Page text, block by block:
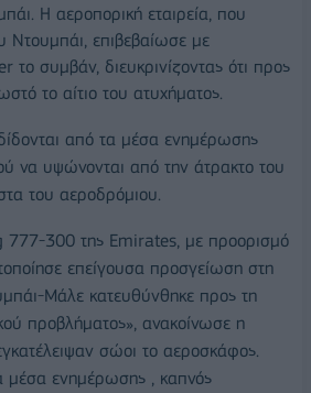
Η αεροπορική εταιρεία, που
Ντουμπάι, επιβεβαίωσε με
το συμβάν, διευκρινίζοντας ότι προς
το αίτιο του ατυχήματος.
από τα μέσα ενημέρωσης
να υψώνονται από την άτρακτο του
του αεροδρόμιου.
777-300 της Emirates, με προορισμό
επείγουσα προσγείωση στη
Μάλε κατευθύνθηκε προς τη
προβλήματος», ανακοίνωσε η
σώοι το αεροσκάφος.
μέσα ενημέρωσης , καπνός